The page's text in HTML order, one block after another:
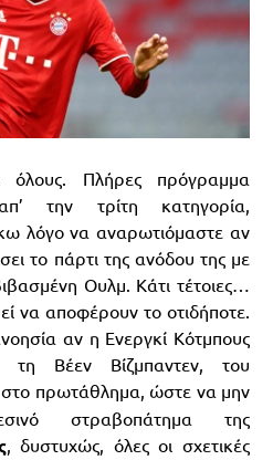
Πλήρες πρόγραμμα
την τρίτη κατηγορία,
λόγο να αναρωτιόμαστε αν
το πάρτι της ανόδου της με
Ουλμ. Κάτι τέτοιες…
να αποφέρουν το οτιδήποτε.
αν η Ενεργκί Κότμπους
τη Βέεν Βίζμπαντεν, του
πρωτάθλημα, ώστε να μην
στραβοπάτημα της
, δυστυχώς, όλες οι σχετικές